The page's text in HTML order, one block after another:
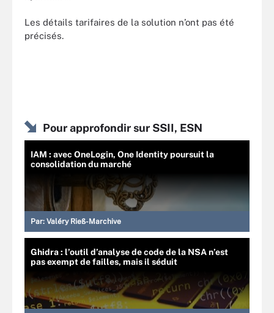
Les détails tarifaires de la solution n’ont pas été
précisés.
Pour approfondir sur SSII, ESN
IAM : avec OneLogin, One Identity poursuit la
consolidation du marché
Par: Valéry Rieß-Marchive
Ghidra : l’outil d’analyse de code de la NSA n’est
pas exempt de failles, mais il séduit